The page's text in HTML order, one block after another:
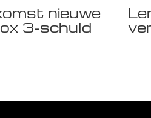
nieuwe
3-schuld